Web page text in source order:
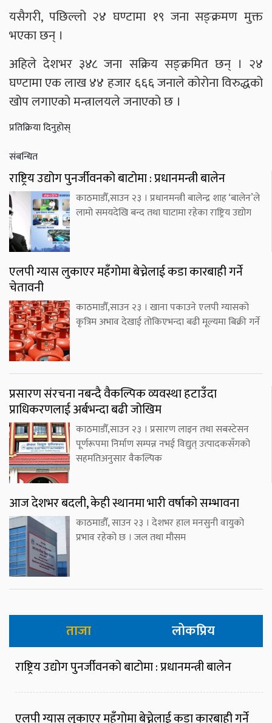
यसैगरी, पछिल्लो २४ घण्टामा १९ जना सङ्क्रमण मुक्त
भएका छन् ।
अहिले देशभर ३४८ जना सक्रिय सङ्क्रमित छन् । २४
घण्टामा एक लाख ४४ हजार ६६६ जनाले कोरोना विरुद्धको
खोप लगाएको मन्त्रालयले जनाएको छ ।
प्रतिक्रिया दिनुहोस्
संबन्धित
राष्ट्रिय उद्योग पुनर्जीवनको बाटोमा : प्रधानमन्त्री बालेन
काठमाडौँ,साउन २३ । प्रधानमन्त्री बालेन्द्र शाह ‘बालेन’ले
लामो समयदेखि बन्द तथा घाटामा रहेका राष्ट्रिय उद्योग
एलपी ग्यास लुकाएर महँगोमा बेच्नेलाई कडा कारबाही गर्ने
चेतावनी
काठमाडौँ,साउन २३ । खाना पकाउने एलपी ग्यासको
कृत्रिम अभाव देखाई तोकिएभन्दा बढी मूल्यमा बिक्री गर्ने
प्रसारण संरचना नबन्दै वैकल्पिक व्यवस्था हटाउँदा
प्राधिकरणलाई अर्बभन्दा बढी जोखिम
काठमाडौँ,साउन २३ । प्रसारण लाइन तथा सबस्टेसन
पूर्णरूपमा निर्माण सम्पन्न नभई विद्युत् उत्पादकसँगको
सहमतिअनुसार वैकल्पिक
आज देशभर बदली, केही स्थानमा भारी वर्षाको सम्भावना
काठमाडौँ, साउन २३ । देशभर हाल मनसुनी वायुको
प्रभाव रहेको छ । जल तथा मौसम
ताजा लोकप्रिय
राष्ट्रिय उद्योग पुनर्जीवनको बाटोमा : प्रधानमन्त्री बालेन
एलपी ग्यास लुकाएर महँगोमा बेच्नेलाई कडा कारबाही गर्ने